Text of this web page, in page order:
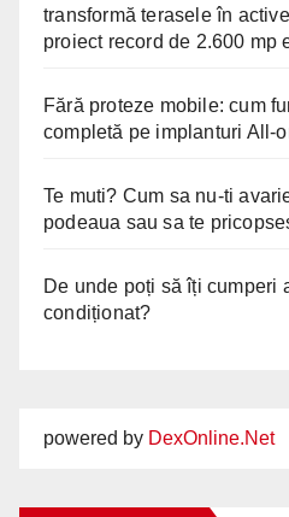
transformă terasele în
proiect record de 2.600 mp
Fără proteze mobile: cum
completă pe implanturi All-
Te muti? Cum sa nu-ti
podeaua sau sa te
De unde poți să îți cumperi
condiționat?
powered by DexOnline.Net